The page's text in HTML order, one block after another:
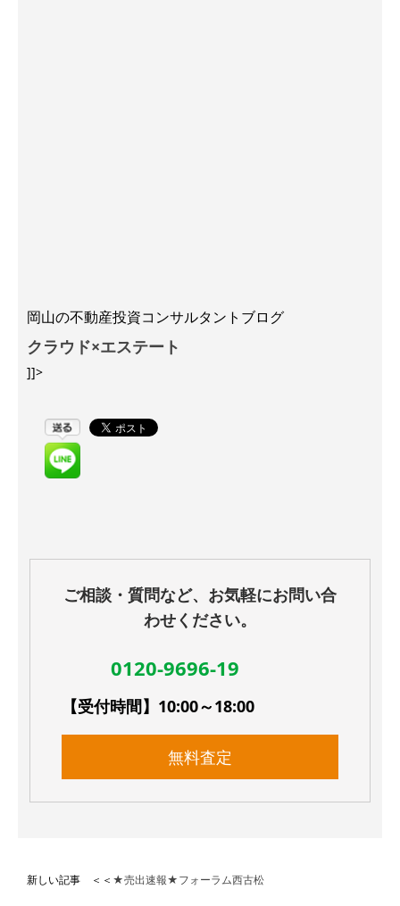
岡山の不動産投資コンサルタントブログ
クラウド×エステート
]]>
ご相談・質問など、お気軽にお問い合
わせください。
0120-9696-19
【受付時間】10:00～18:00
無料査定
新しい記事 ＜＜ ★売出速報★フォーラム西古松